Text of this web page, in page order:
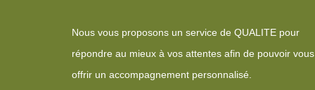
Nous vous proposons un service de QUALITE pour
répondre au mieux à vos attentes afin de pouvoir vous
offrir un accompagnement personnalisé.